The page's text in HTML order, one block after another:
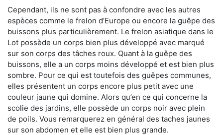
Cependant, ils ne sont pas à confondre avec les autres
espèces comme le frelon d’Europe ou encore la guêpe des
buissons plus particulièrement. Le frelon asiatique dans le
Lot possède un corps bien plus développé avec marqué
sur son corps des tâches roux. Quant à la guêpe des
buissons, elle a un corps moins développé et est bien plus
sombre. Pour ce qui est toutefois des guêpes communes,
elles présentent un corps encore plus petit avec une
couleur jaune qui domine. Alors qu’en ce qui concerne la
scolie des jardins, elle possède un corps noir avec plein
de poils. Vous remarquerez en général des taches jaunes
sur son abdomen et elle est bien plus grande.